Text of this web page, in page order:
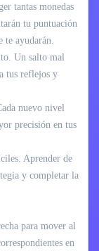
tantas monedas
tu puntuación
te ayudarán.
Un salto mal
tus reflejos y
nuevo nivel
precisión en tus
Aprender de
y completar la
para mover al
en